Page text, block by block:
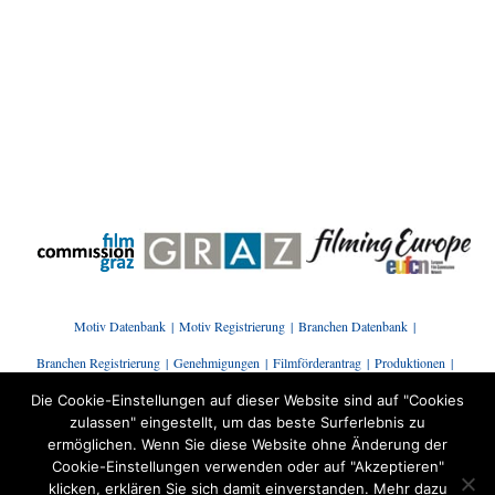
Motiv Datenbank Motiv Registrierung Branchen Datenbank
Branchen Registrierung Genehmigungen Filmförderantrag Produktionen
Presse | News Branchenstammtisch Kontakt
Die Cookie-Einstellungen auf dieser Website sind auf "Cookies
zulassen" eingestellt, um das beste Surferlebnis zu
ermöglichen. Wenn Sie diese Website ohne Änderung der
Cookie-Einstellungen verwenden oder auf "Akzeptieren"
klicken, erklären Sie sich damit einverstanden. Mehr dazu